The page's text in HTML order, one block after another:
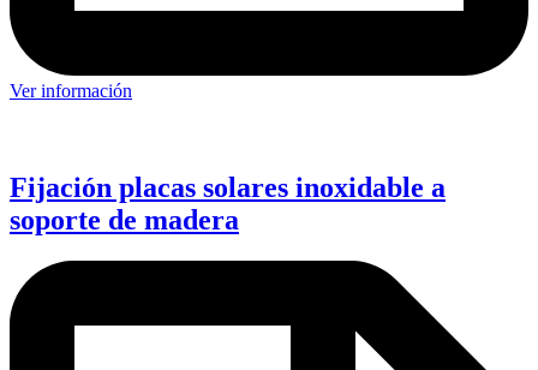
Ver información
Fijación placas solares inoxidable a
soporte de madera